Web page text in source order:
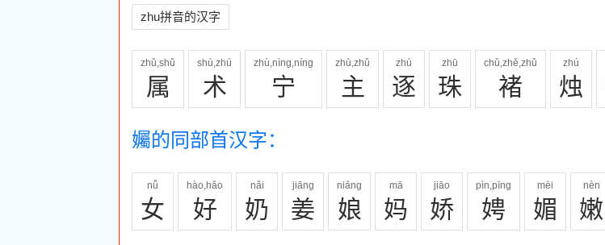
zhu拼音的汉字
zhǔ,shǔ
属
shù,zhú
术
zhù,nìng,níng
宁
zhù,zhǔ
主
zhú
逐
zhū
珠
chǔ,zhě,zhǔ
褚
zhú
烛
孎的同部首汉字：
nǚ
女
hào,hǎo
好
nǎi
奶
jiāng
姜
niáng
娘
mā
妈
jiāo
娇
pìn,pīng
娉
mèi
媚
nèn
嫩